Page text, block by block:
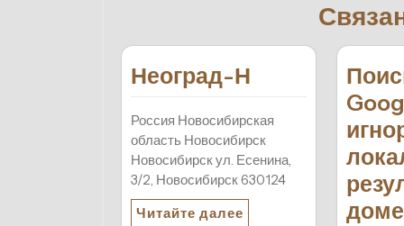
Неоград-Н
Россия Новосибирская
область Новосибирск
Новосибирск ул. Есенина,
3/2, Новосибирск 630124
Читайте далее